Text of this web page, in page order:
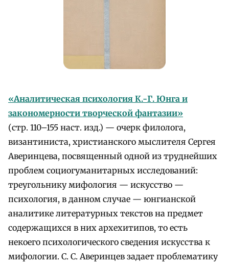
«Аналитическая психология К.-Г. Юнга и
закономерности творческой фантазии»
(стр. 110–155 наст. изд.) — очерк филолога,
византиниста, христианского мыслителя Сергея
Аверинцева, посвященный одной из труднейших
проблем социогуманитарных исследований:
треугольнику мифология — искусство —
психология, в данном случае — юнгианской
аналитике литературных текстов на предмет
содержащихся в них архехитипов, то есть
некоего психологического сведения искусства к
мифологии. С. С. Аверинцев задает проблематику